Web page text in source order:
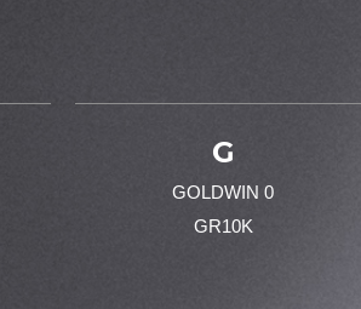
G
GOLDWIN 0
GR10K